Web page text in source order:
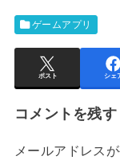
ゲームアプリ
ポスト シェ
コメントを残す
メールアドレス